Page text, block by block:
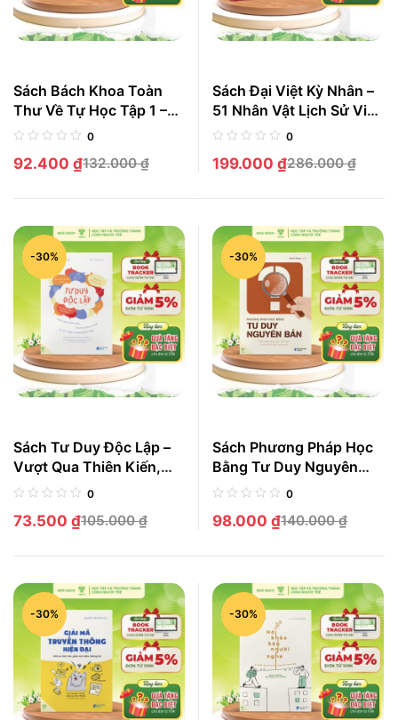
Sách Bách Khoa Toàn
Thư Về Tự Học Tập 1 –
55 Phương Pháp Học
Nhật
0
132.000₫
92.400 ₫
Sách Đại Việt Kỳ Nhân –
51 Nhân Vật Lịch Sử Việt
Nam: Chân Dung, Giai
0
286.000₫
199.000 ₫
-30%
Sách Tư Duy Độc Lập –
Vượt Qua Thiên Kiến,
Tránh Bị Thao Túng Và
Biện
0
105.000₫
73.500 ₫
-30%
Sách Phương Pháp Học
Bằng Tư Duy Nguyên
Bản – Nền Tảng Giúp
Kiến Thức Trong Tay
0
140.000₫
98.000 ₫
-30% -30%